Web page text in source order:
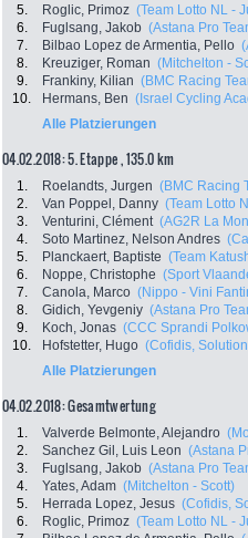
5.
Roglic, Primoz (Team Lotto NL -
6.
Fuglsang, Jakob (Astana Pro
7.
Bilbao Lopez de Armentia, Pello
8.
Kreuziger, Roman (Mitchelton -
9.
Frankiny, Kilian (BMC Racing
10.
Hermans, Ben (Israel Cycling
Alle Platzierungen
04.02.2018: 5. Etappe , 135.0 km
1. Roelandts, Jurgen (BMC Racing
2.
Van Poppel, Danny (Team Lotto
3.
Venturini, Clément (AG2R La
4.
Soto Martinez, Nelson Andres
5.
Planckaert, Baptiste (Team
6.
Noppe, Christophe (Sport
7.
Canola, Marco (Nippo - Vini
8.
Gidich, Yevgeniy (Astana Pro
9.
Koch, Jonas (CCC Sprandi
10.
Hofstetter, Hugo (Cofidis,
Alle Platzierungen
04.02.2018: Gesamtwertung
1. Valverde Belmonte, Alejandro
2.
Sanchez Gil, Luis Leon (Astana
3.
Fuglsang, Jakob (Astana Pro
4.
Yates, Adam (Mitchelton - Scott)
5.
Herrada Lopez, Jesus (Cofidis,
6.
Roglic, Primoz (Team Lotto NL -